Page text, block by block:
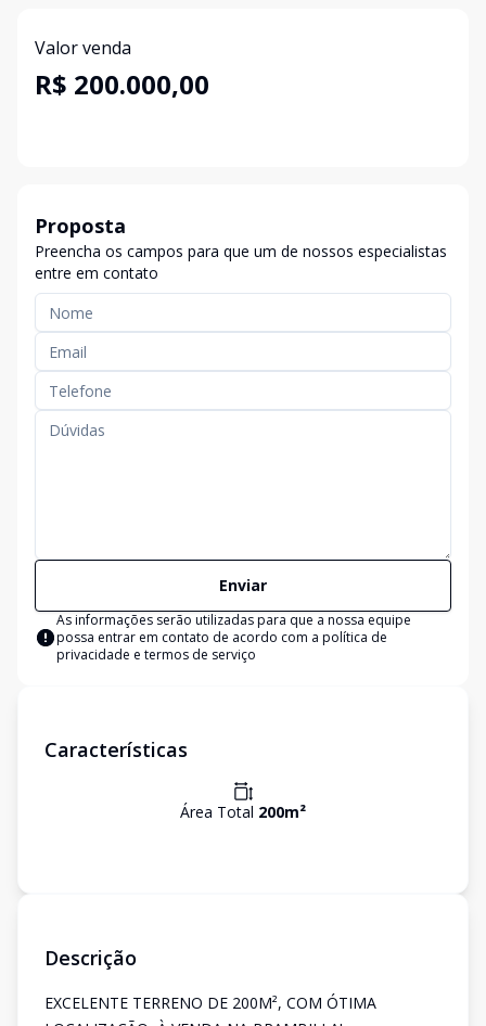
Valor venda
R$ 200.000,00
Proposta
Preencha os campos para que um de nossos especialistas
entre em contato
Enviar
As informações serão utilizadas para que a nossa equipe
possa entrar em contato de acordo com a política de
privacidade e termos de serviço
Características
Área Total 200m²
Descrição
EXCELENTE TERRENO DE 200M², COM ÓTIMA